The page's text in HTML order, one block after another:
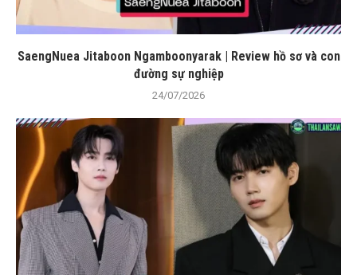
SaengNuea Jitaboon Ngamboonyarak | Review hồ sơ và con
đường sự nghiệp
24/07/2026